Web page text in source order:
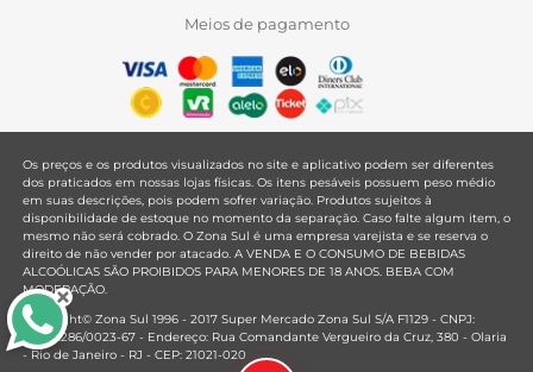
Meios de pagamento
Os preços e os produtos visualizados no site e aplicativo podem ser diferentes
dos praticados em nossas lojas físicas. Os itens pesáveis possuem peso médio
em suas descrições, pois podem sofrer variação. Produtos sujeitos à
disponibilidade de estoque no momento da separação. Caso falte algum item, o
mesmo não será cobrado. O Zona Sul é uma empresa varejista e se reserva o
direito de não vender por atacado. A VENDA E O CONSUMO DE BEBIDAS
ALCOÓLICAS SÃO PROIBIDOS PARA MENORES DE 18 ANOS. BEBA COM
MODERAÇÃO.
Copyright© Zona Sul 1996 - 2017 Super Mercado Zona Sul S/A F1129 - CNPJ:
33.381.286/0023-67 - Endereço: Rua Comandante Vergueiro da Cruz, 380 - Olaria
- Rio de Janeiro - RJ - CEP: 21021-020